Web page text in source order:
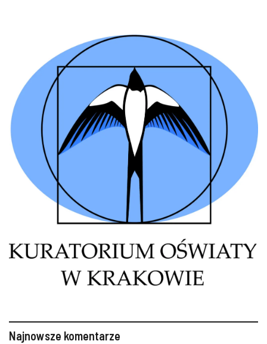
Najnowsze komentarze